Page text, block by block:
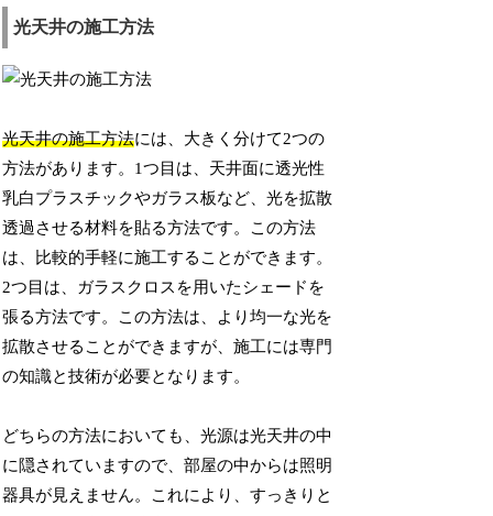
光天井の施工方法
光天井の施工方法には、大きく分けて2つの
方法があります。1つ目は、天井面に透光性
乳白プラスチックやガラス板など、光を拡散
透過させる材料を貼る方法です。この方法
は、比較的手軽に施工することができます。
2つ目は、ガラスクロスを用いたシェードを
張る方法です。この方法は、より均一な光を
拡散させることができますが、施工には専門
の知識と技術が必要となります。
どちらの方法においても、光源は光天井の中
に隠されていますので、部屋の中からは照明
器具が見えません。これにより、すっきりと